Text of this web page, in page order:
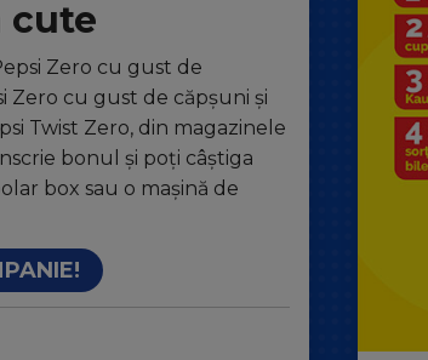
cute
Zero cu gust de
Zero cu gust de căpșuni și
Twist Zero, din magazinele
bonul și poți câștiga
box sau o mașină de